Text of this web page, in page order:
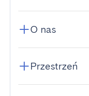
O nas
Przestrzeń